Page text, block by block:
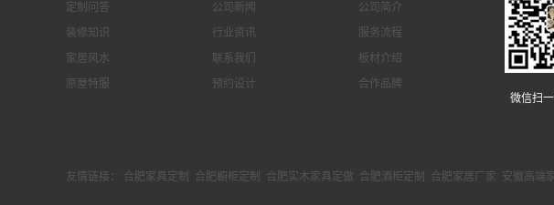
定制问答
装修知识
家居风水
原屋特服
公司新闻
行业资讯
联系我们
预约设计
公司简介
服务流程
板材介绍
合作品牌
微信扫
友情链接： 合肥家具定制 合肥橱柜定制 合肥实木家具定做 合肥酒柜定制 合肥家居厂家 安徽高端